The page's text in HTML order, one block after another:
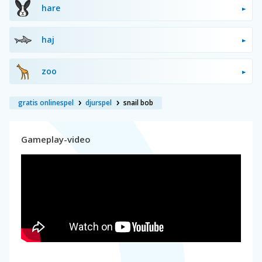
hare
haj
zoo
gratis onlinespel djurspel snail bob
Gameplay-video